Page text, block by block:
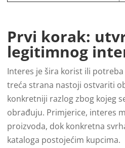
Prvi korak:
legitimnog
Interes je šira korist ili
treća strana nastoji ostvariti
konkretniji razlog zbog kojeg
obrađuju. Primjerice, interes
proizvoda, dok konkretna
kataloga postojećim kupcima.